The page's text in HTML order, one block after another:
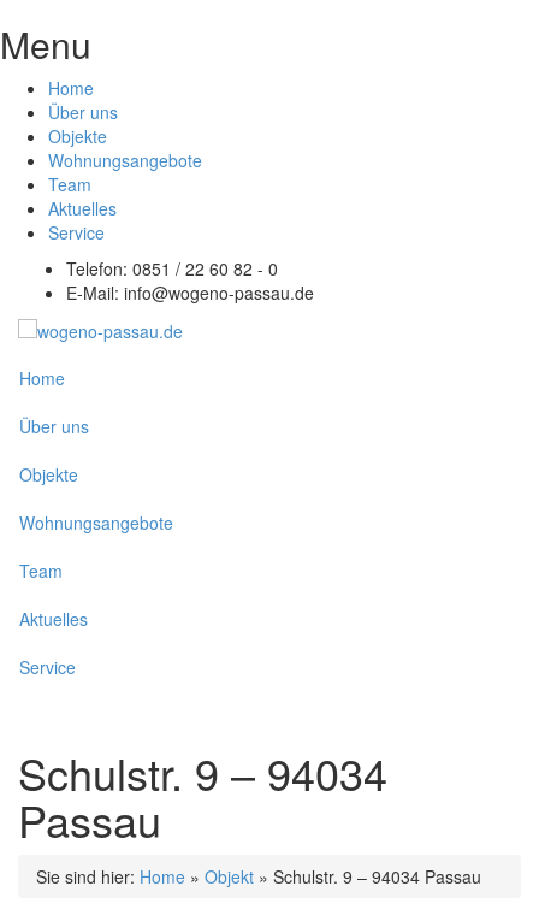
Menu
Home
Über uns
Objekte
Wohnungsangebote
Team
Aktuelles
Service
Telefon: 0851 / 22 60 82 - 0
E-Mail: info@wogeno-passau.de
Home
Über uns
Objekte
Wohnungsangebote
Team
Aktuelles
Service
Schulstr. 9 – 94034
Passau
Sie sind hier: Home » Objekt » Schulstr. 9 – 94034 Passau